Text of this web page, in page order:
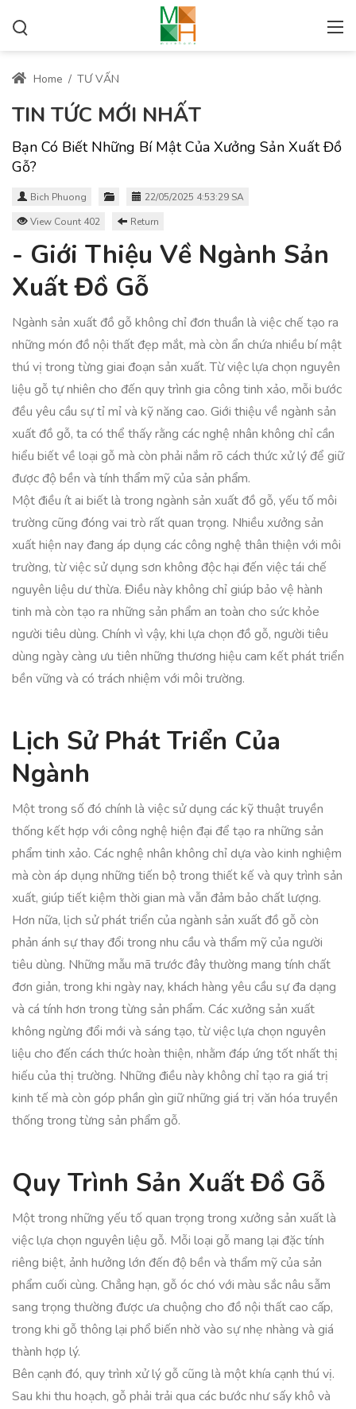
Home / TƯ VẤN
TIN TỨC MỚI NHẤT
Bạn Có Biết Những Bí Mật Của Xưởng Sản Xuất Đồ
Gỗ?
Bich Phuong
22/05/2025 4:53:29 SA
View Count 402
Return
- Giới Thiệu Về Ngành Sản
Xuất Đồ Gỗ
Ngành sản xuất đồ gỗ không chỉ đơn thuần là việc chế tạo ra
những món đồ nội thất đẹp mắt, mà còn ẩn chứa nhiều bí mật
thú vị trong từng giai đoạn sản xuất. Từ việc lựa chọn nguyên
liệu gỗ tự nhiên cho đến quy trình gia công tinh xảo, mỗi bước
đều yêu cầu sự tỉ mỉ và kỹ năng cao. Giới thiệu về ngành sản
xuất đồ gỗ, ta có thể thấy rằng các nghệ nhân không chỉ cần
hiểu biết về loại gỗ mà còn phải nắm rõ cách thức xử lý để giữ
được độ bền và tính thẩm mỹ của sản phẩm.
Một điều ít ai biết là trong ngành sản xuất đồ gỗ, yếu tố môi
trường cũng đóng vai trò rất quan trọng. Nhiều xưởng sản
xuất hiện nay đang áp dụng các công nghệ thân thiện với môi
trường, từ việc sử dụng sơn không độc hại đến việc tái chế
nguyên liệu dư thừa. Điều này không chỉ giúp bảo vệ hành
tinh mà còn tạo ra những sản phẩm an toàn cho sức khỏe
người tiêu dùng. Chính vì vậy, khi lựa chọn đồ gỗ, người tiêu
dùng ngày càng ưu tiên những thương hiệu cam kết phát triển
bền vững và có trách nhiệm với môi trường.
Lịch Sử Phát Triển Của
Ngành
Một trong số đó chính là việc sử dụng các kỹ thuật truyền
thống kết hợp với công nghệ hiện đại để tạo ra những sản
phẩm tinh xảo. Các nghệ nhân không chỉ dựa vào kinh nghiệm
mà còn áp dụng những tiến bộ trong thiết kế và quy trình sản
xuất, giúp tiết kiệm thời gian mà vẫn đảm bảo chất lượng.
Hơn nữa, lịch sử phát triển của ngành sản xuất đồ gỗ còn
phản ánh sự thay đổi trong nhu cầu và thẩm mỹ của người
tiêu dùng. Những mẫu mã trước đây thường mang tính chất
đơn giản, trong khi ngày nay, khách hàng yêu cầu sự đa dạng
và cá tính hơn trong từng sản phẩm. Các xưởng sản xuất
không ngừng đổi mới và sáng tạo, từ việc lựa chọn nguyên
liệu cho đến cách thức hoàn thiện, nhằm đáp ứng tốt nhất thị
hiếu của thị trường. Những điều này không chỉ tạo ra giá trị
kinh tế mà còn góp phần gìn giữ những giá trị văn hóa truyền
thống trong từng sản phẩm gỗ.
Quy Trình Sản Xuất Đồ Gỗ
Một trong những yếu tố quan trọng trong xưởng sản xuất là
việc lựa chọn nguyên liệu gỗ. Mỗi loại gỗ mang lại đặc tính
riêng biệt, ảnh hưởng lớn đến độ bền và thẩm mỹ của sản
phẩm cuối cùng. Chẳng hạn, gỗ óc chó với màu sắc nâu sẫm
sang trọng thường được ưa chuộng cho đồ nội thất cao cấp,
trong khi gỗ thông lại phổ biến nhờ vào sự nhẹ nhàng và giá
thành hợp lý.
Bên cạnh đó, quy trình xử lý gỗ cũng là một khía cạnh thú vị.
Sau khi thu hoạch, gỗ phải trải qua các bước như sấy khô và